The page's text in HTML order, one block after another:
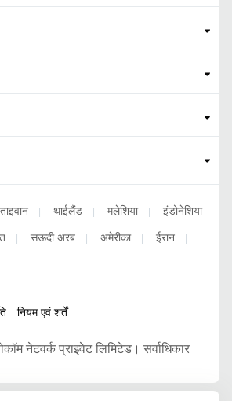
ताइवान थाईलैंड मलेशिया इंडोनेशिया
सऊदी अरब अमेरीका ईरान
नियम एवं शर्तें
नेटवर्क प्राइवेट लिमिटेड। सर्वाधिकार